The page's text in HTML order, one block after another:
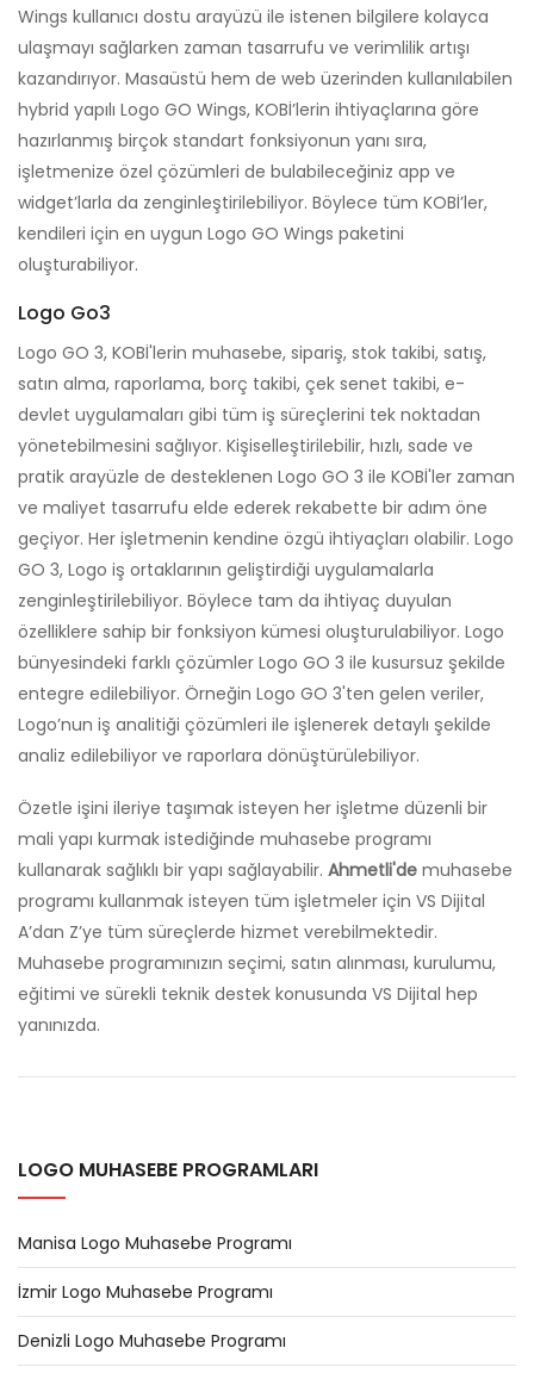
Wings kullanıcı dostu arayüzü ile istenen bilgilere kolayca
ulaşmayı sağlarken zaman tasarrufu ve verimlilik artışı
kazandırıyor. Masaüstü hem de web üzerinden kullanılabilen
hybrid yapılı Logo GO Wings, KOBİ’lerin ihtiyaçlarına göre
hazırlanmış birçok standart fonksiyonun yanı sıra,
işletmenize özel çözümleri de bulabileceğiniz app ve
widget’larla da zenginleştirilebiliyor. Böylece tüm KOBİ’ler,
kendileri için en uygun Logo GO Wings paketini
oluşturabiliyor.
Logo Go3
Logo GO 3, KOBİ'lerin muhasebe, sipariş, stok takibi, satış,
satın alma, raporlama, borç takibi, çek senet takibi, e-
devlet uygulamaları gibi tüm iş süreçlerini tek noktadan
yönetebilmesini sağlıyor. Kişiselleştirilebilir, hızlı, sade ve
pratik arayüzle de desteklenen Logo GO 3 ile KOBİ'ler zaman
ve maliyet tasarrufu elde ederek rekabette bir adım öne
geçiyor. Her işletmenin kendine özgü ihtiyaçları olabilir. Logo
GO 3, Logo iş ortaklarının geliştirdiği uygulamalarla
zenginleştirilebiliyor. Böylece tam da ihtiyaç duyulan
özelliklere sahip bir fonksiyon kümesi oluşturulabiliyor. Logo
bünyesindeki farklı çözümler Logo GO 3 ile kusursuz şekilde
entegre edilebiliyor. Örneğin Logo GO 3'ten gelen veriler,
Logo’nun iş analitiği çözümleri ile işlenerek detaylı şekilde
analiz edilebiliyor ve raporlara dönüştürülebiliyor.
Özetle işini ileriye taşımak isteyen her işletme düzenli bir
mali yapı kurmak istediğinde muhasebe programı
kullanarak sağlıklı bir yapı sağlayabilir. Ahmetli'de muhasebe
programı kullanmak isteyen tüm işletmeler için VS Dijital
A’dan Z’ye tüm süreçlerde hizmet verebilmektedir.
Muhasebe programınızın seçimi, satın alınması, kurulumu,
eğitimi ve sürekli teknik destek konusunda VS Dijital hep
yanınızda.
LOGO MUHASEBE PROGRAMLARI
Manisa Logo Muhasebe Programı
İzmir Logo Muhasebe Programı
Denizli Logo Muhasebe Programı